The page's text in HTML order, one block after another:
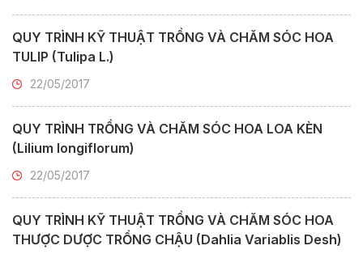
QUY TRÌNH KỸ THUẬT TRỒNG VÀ CHĂM SÓC HOA
TULIP (Tulipa L.)
22/05/2017
QUY TRÌNH TRỒNG VÀ CHĂM SÓC HOA LOA KÈN
(Lilium longiflorum)
22/05/2017
QUY TRÌNH KỸ THUẬT TRỒNG VÀ CHĂM SÓC HOA
THƯỢC DƯỢC TRỒNG CHẬU (Dahlia Variablis Desh)